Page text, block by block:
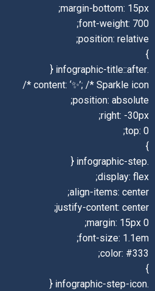
margin-bottom: 15px;
font-weight: 700;
position: relative;
}
.infographic-title::after {
content: ‘✨’; /* Sparkle icon */
position: absolute;
right: -30px;
top: 0;
}
.infographic-step {
display: flex;
align-items: center;
justify-content: center;
margin: 15px 0;
font-size: 1.1em;
color: #333;
}
.infographic-step-icon {